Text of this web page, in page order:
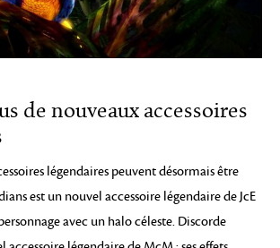
de nouveaux accessoires
légendaires peuvent désormais être
est un nouvel accessoire légendaire de JcE
avec un halo céleste. Discorde